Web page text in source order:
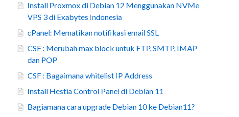
Install Proxmox di Debian 12 Menggunakan NVMe
VPS 3 di Exabytes Indonesia
cPanel: Mematikan notifikasi email SSL
CSF : Merubah max block untuk FTP, SMTP, IMAP
dan POP
CSF : Bagaimana whitelist IP Address
Install Hestia Control Panel di Debian 11
Bagiamana cara upgrade Debian 10 ke Debian11?